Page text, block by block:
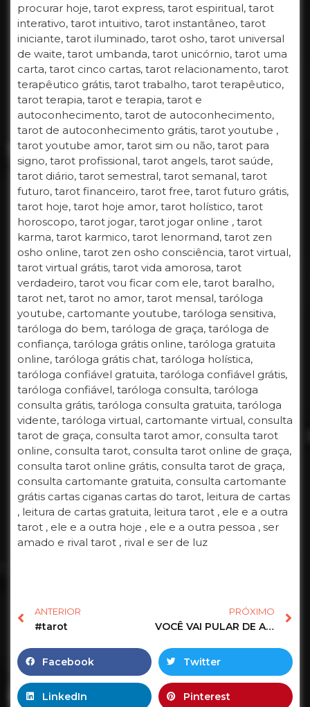
procurar hoje, tarot express, tarot espiritual, tarot
interativo, tarot intuitivo, tarot instantâneo, tarot
iniciante, tarot iluminado, tarot osho, tarot universal
de waite, tarot umbanda, tarot unicórnio, tarot uma
carta, tarot cinco cartas, tarot relacionamento, tarot
terapêutico grátis, tarot trabalho, tarot terapêutico,
tarot terapia, tarot e terapia, tarot e
autoconhecimento, tarot de autoconhecimento,
tarot de autoconhecimento grátis, tarot youtube ,
tarot youtube amor, tarot sim ou não, tarot para
signo, tarot profissional, tarot angels, tarot saúde,
tarot diário, tarot semestral, tarot semanal, tarot
futuro, tarot financeiro, tarot free, tarot futuro grátis,
tarot hoje, tarot hoje amor, tarot holístico, tarot
horoscopo, tarot jogar, tarot jogar online , tarot
karma, tarot karmico, tarot lenormand, tarot zen
osho online, tarot zen osho consciência, tarot virtual,
tarot virtual grátis, tarot vida amorosa, tarot
verdadeiro, tarot vou ficar com ele, tarot baralho,
tarot net, tarot no amor, tarot mensal, taróloga
youtube, cartomante youtube, taróloga sensitiva,
taróloga do bem, taróloga de graça, taróloga de
confiança, taróloga grátis online, taróloga gratuita
online, taróloga grátis chat, taróloga holística,
taróloga confiável gratuita, taróloga confiável grátis,
taróloga confiável, taróloga consulta, taróloga
consulta grátis, taróloga consulta gratuita, taróloga
vidente, taróloga virtual, cartomante virtual, consulta
tarot de graça, consulta tarot amor, consulta tarot
online, consulta tarot, consulta tarot online de graça,
consulta tarot online grátis, consulta tarot de graça,
consulta cartomante gratuita, consulta cartomante
grátis cartas ciganas cartas do tarot, leitura de cartas
, leitura de cartas gratuita, leitura tarot , ele e a outra
tarot , ele e a outra hoje , ele e a outra pessoa , ser
amado e rival tarot , rival e ser de luz
ANTERIOR
#tarot
PRÓXIMO
VOCÊ VAI PULAR DE ALEGRIA
Facebook Twitter
LinkedIn Pinterest